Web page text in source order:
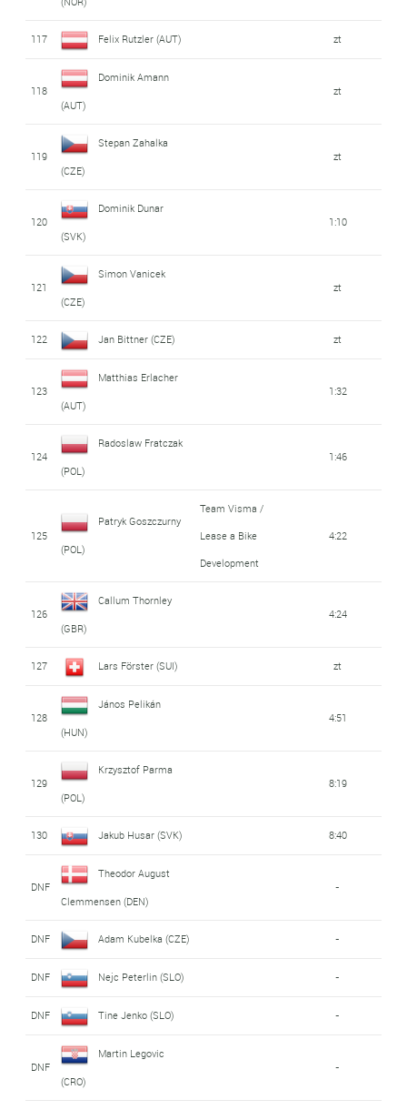
117 Felix Rutzler (AUT) zt
118
Dominik Amann
(AUT)
zt
119
Stepan Zahalka
(CZE)
zt
120
Dominik Dunar
(SVK)
1:10
121
Simon Vanicek
(CZE)
zt
122 Jan Bittner (CZE) zt
123
Matthias Erlacher
(AUT)
1:32
124
Radoslaw Fratczak
(POL)
1:46
125
Patryk Goszczurny
(POL)
Team Visma /
Lease a Bike
Development
4:22
126
Callum Thornley
(GBR)
4:24
127 Lars Förster (SUI) zt
128
János Pelikán
(HUN)
4:51
129
Krzysztof Parma
(POL)
8:19
130 Jakub Husar (SVK) 8:40
DNF
Theodor August
Clemmensen (DEN)
-
DNF Adam Kubelka (CZE) -
DNF Nejc Peterlin (SLO) -
DNF Tine Jenko (SLO) -
DNF
Martin Legovic
(CRO)
-